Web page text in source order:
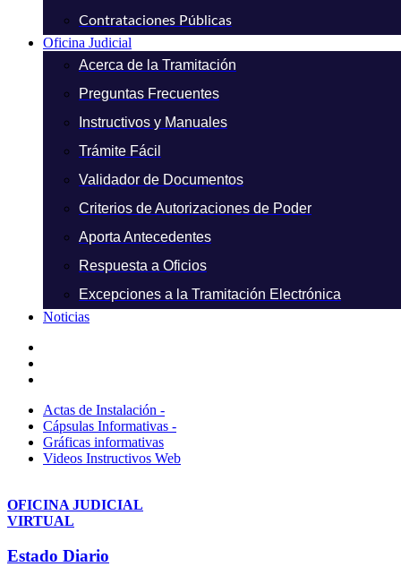
Contrataciones Públicas
Oficina Judicial
Acerca de la Tramitación
Preguntas Frecuentes
Instructivos y Manuales
Trámite Fácil
Validador de Documentos
Criterios de Autorizaciones de Poder
Aporta Antecedentes
Respuesta a Oficios
Excepciones a la Tramitación Electrónica
Noticias
Actas de Instalación -
Cápsulas Informativas -
Gráficas informativas
Videos Instructivos Web
OFICINA JUDICIAL
VIRTUAL
Estado Diario